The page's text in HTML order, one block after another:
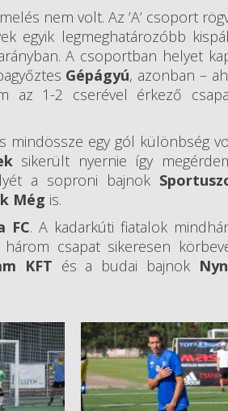
nem volt. Az ’A’ csoport
egyik legmeghatározóbb
A csoportban helyet
Gépágyú, azonban –
az 1-2 cserével érkező
mindössze egy gól különbség
sikerült nyernie így
a soproni bajnok
Még is.
FC. A kadarkúti fiatalok
csapat sikeresen
KFT és a budai bajnok